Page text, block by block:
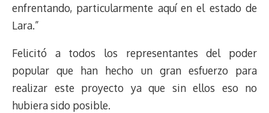
enfrentando, particularmente aquí en el estado de
Lara.”
Felicitó a todos los representantes del poder
popular que han hecho un gran esfuerzo para
realizar este proyecto ya que sin ellos eso no
hubiera sido posible.